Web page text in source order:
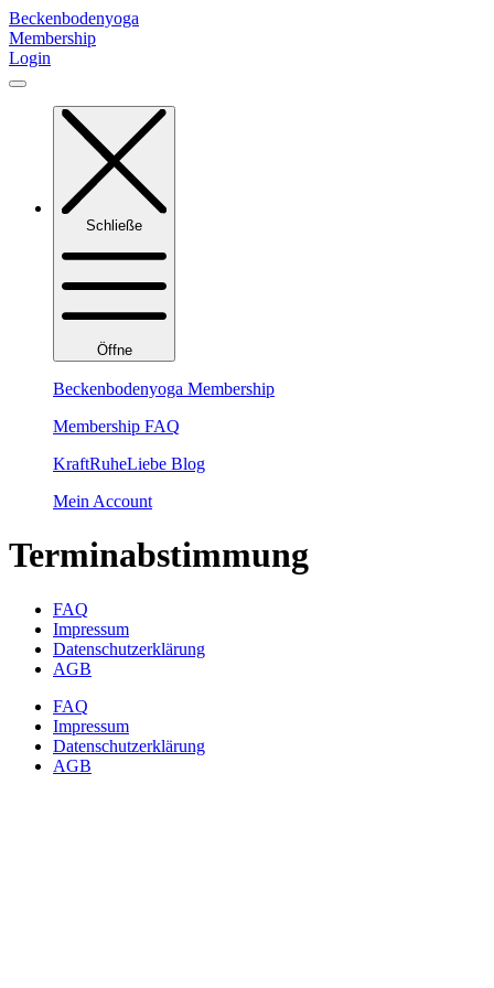
Zum
Inhalt
springen
Beckenbodenyoga
Membership
Login
Schließe
Öffne
Beckenbodenyoga Membership
Membership FAQ
KraftRuheLiebe Blog
Mein Account
Terminabstimmung
FAQ
Impressum
Datenschutzerklärung
AGB
FAQ
Impressum
Datenschutzerklärung
AGB